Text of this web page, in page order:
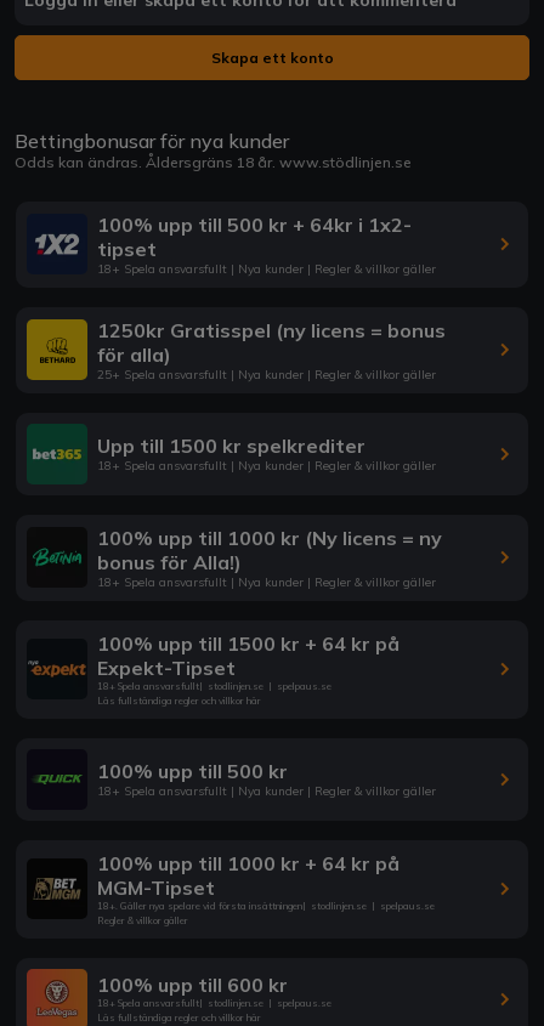
Skapa ett konto
Bettingbonusar för nya kunder
Odds kan ändras. Åldersgräns 18 år. www.stödlinjen.se
100% upp till 500 kr + 64kr i 1x2-
tipset
18+ Spela ansvarsfullt | Nya kunder | Regler & villkor gäller
1250kr Gratisspel (ny licens = bonus
för alla)
25+ Spela ansvarsfullt | Nya kunder | Regler & villkor gäller
Upp till 1500 kr spelkrediter
18+ Spela ansvarsfullt | Nya kunder | Regler & villkor gäller
100% upp till 1000 kr (Ny licens = ny
bonus för Alla!)
18+ Spela ansvarsfullt | Nya kunder | Regler & villkor gäller
100% upp till 1500 kr + 64 kr på
Expekt-Tipset
18+ Spela ansvarsfullt| stodlinjen.se | spelpaus.se
Läs fullständiga regler och villkor här
100% upp till 500 kr
18+ Spela ansvarsfullt | Nya kunder | Regler & villkor gäller
100% upp till 1000 kr + 64 kr på
MGM-Tipset
18+. Gäller nya spelare vid första insättningen| stodlinjen.se | spelpaus.se
Regler & villkor gäller
100% upp till 600 kr
18+ Spela ansvarsfullt| stodlinjen.se | spelpaus.se
Läs fullständiga regler och villkor här